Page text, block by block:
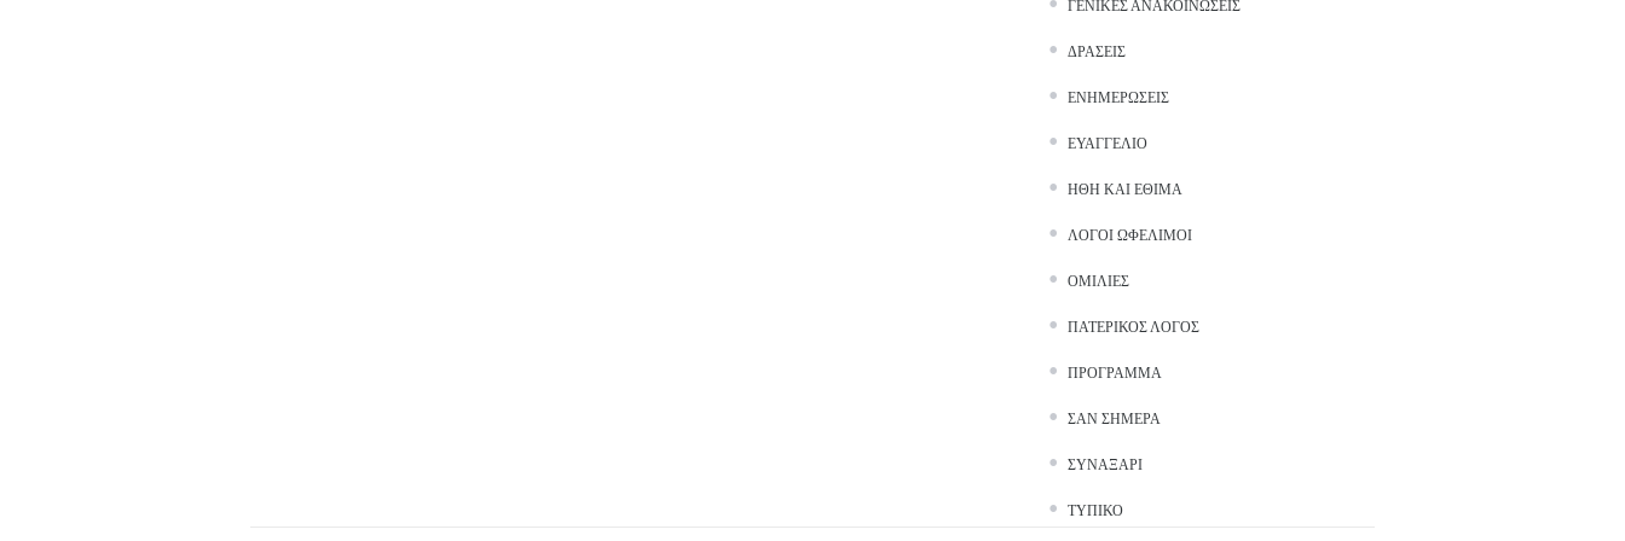
ΓΕΝΙΚΈΣ ΑΝΑΚΟΙΝΏΣΕΙΣ
ΔΡΆΣΕΙΣ
ΕΝΗΜΕΡΏΣΕΙΣ
ΕΥΑΓΓΈΛΙΟ
ΉΘΗ ΚΑΙ ΈΘΙΜΑ
ΛΌΓΟΙ ΩΦΈΛΙΜΟΙ
ΟΜΙΛΊΕΣ
ΠΑΤΕΡΙΚΌΣ ΛΌΓΟΣ
ΠΡΌΓΡΑΜΜΑ
ΣΑΝ ΣΉΜΕΡΑ
ΣΥΝΑΞΆΡΙ
ΤΥΠΙΚΌ